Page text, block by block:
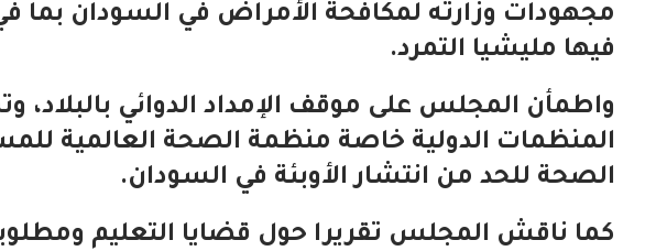
مجهودات وزارته لمكافحة الأمراض في السودان بما
فيها مليشيا التمرد.
واطمأن المجلس على موقف الإمداد الدوائي بالبلاد،
المنظمات الدولية خاصة منظمة الصحة العالمية
الصحة للحد من انتشار الأوبئة في السودان.
كما ناقش المجلس تقريرا حول قضايا التعليم